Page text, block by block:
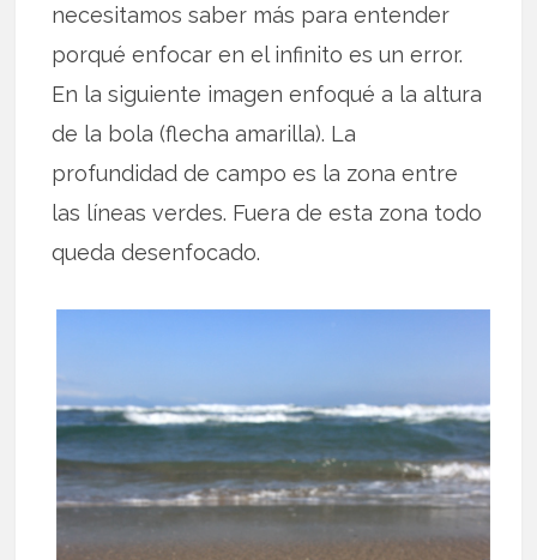
necesitamos saber más para entender
porqué enfocar en el infinito es un error.
En la siguiente imagen enfoqué a la altura
de la bola (flecha amarilla). La
profundidad de campo es la zona entre
las líneas verdes. Fuera de esta zona todo
queda desenfocado.